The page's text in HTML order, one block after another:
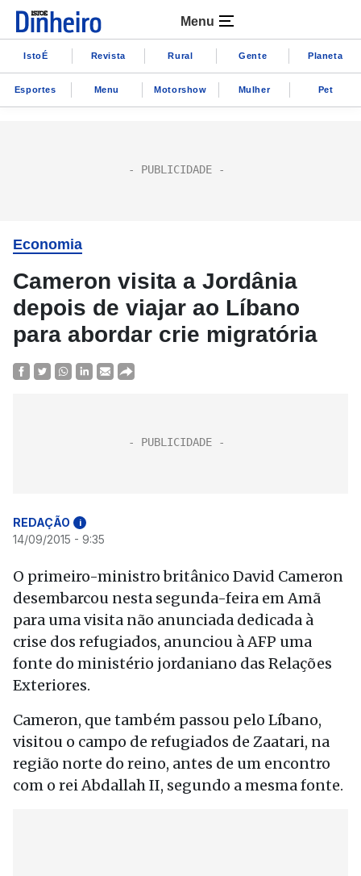
Menu
IstoÉ Revista Rural Gente Planeta
Esportes Menu Motorshow Mulher Pet
Economia
Cameron visita a Jordânia
depois de viajar ao Líbano
para abordar crie migratória
REDAÇÃO i
14/09/2015 - 9:35
O primeiro-ministro britânico David Cameron
desembarcou nesta segunda-feira em Amã
para uma visita não anunciada dedicada à
crise dos refugiados, anunciou à AFP uma
fonte do ministério jordaniano das Relações
Exteriores.
Cameron, que também passou pelo Líbano,
visitou o campo de refugiados de Zaatari, na
região norte do reino, antes de um encontro
com o rei Abdallah II, segundo a mesma fonte.